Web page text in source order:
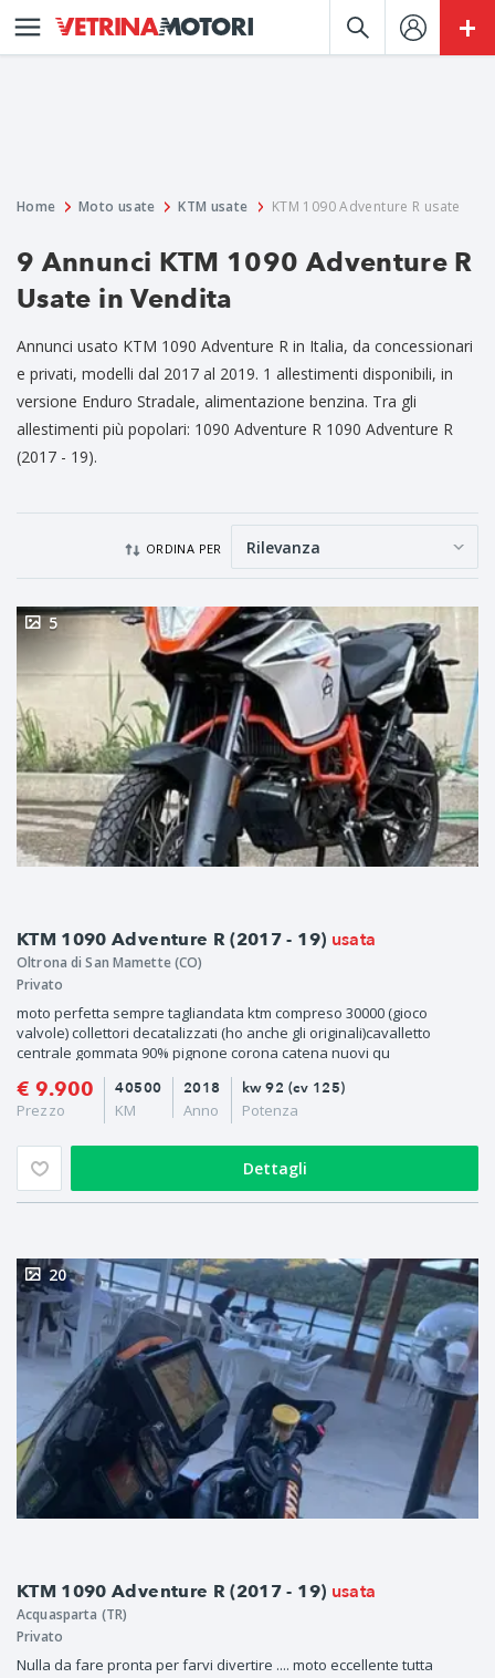
Home Moto usate KTM usate KTM 1090 Adventure R usate
9 Annunci KTM 1090 Adventure R
Usate in Vendita
Annunci usato KTM 1090 Adventure R in Italia, da concessionari
e privati, modelli dal 2017 al 2019. 1 allestimenti disponibili, in
versione Enduro Stradale, alimentazione benzina. Tra gli
allestimenti più popolari: 1090 Adventure R 1090 Adventure R
(2017 - 19).
ORDINA PER
KTM 1090 Adventure R (2017 - 19) usata
5
Oltrona di San Mamette (CO)
Privato
moto perfetta sempre tagliandata ktm compreso 30000 (gioco
valvole) collettori decatalizzati (ho anche gli originali)cavalletto
centrale gommata 90% pignone corona catena nuovi qu
€ 9.900
Prezzo
2018
Anno
40500
KM
kw 92 (cv 125)
Potenza
Dettagli
KTM 1090 Adventure R (2017 - 19) usata
20
Acquasparta (TR)
Privato
Nulla da fare pronta per farvi divertire .... moto eccellente tutta